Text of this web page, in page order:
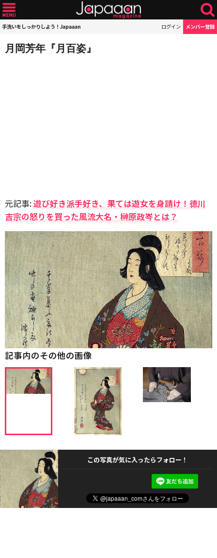
手洗いをしっかりしよう！Japaaan ログイン メンバー登録
月岡芳年『月百姿』
元記事:遊び好き派手好き、果ては遊女を身請け！徳川
吉宗の怒りを買った風流大名・榊原政岑とは？
記事内のその他の画像
この写真が気に入ったらフォロー！